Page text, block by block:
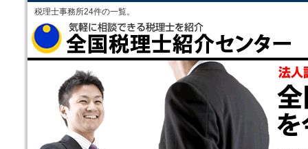
税理士事務所24件の一覧。